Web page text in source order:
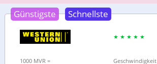
Günstigste Schnellste
1000 MVR =
Geschwindigkeit